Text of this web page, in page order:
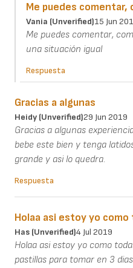
Me puedes comentar,
Vania (unverified)15 Jun
Me puedes comentar,
una situación igual
Respuesta
Gracias a algunas
Heidy (unverified)29 Jun 2019
Gracias a algunas
bebe este bien y tenga
grande y asi lo quedra.
Respuesta
Holaa asi estoy yo como
Has (unverified)4 Jul 2019
Holaa asi estoy yo como
pastillas para tomar en 3